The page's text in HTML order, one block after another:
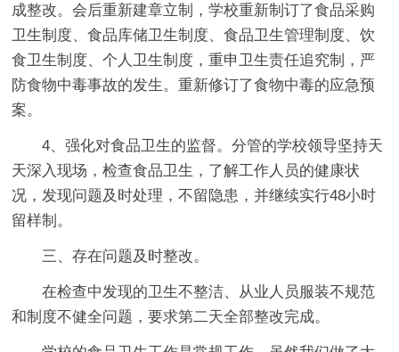
成整改。会后重新建章立制，学校重新制订了食品采购
卫生制度、食品库储卫生制度、食品卫生管理制度、饮
食卫生制度、个人卫生制度，重申卫生责任追究制，严
防食物中毒事故的发生。重新修订了食物中毒的应急预
案。
4、强化对食品卫生的监督。分管的学校领导坚持天
天深入现场，检查食品卫生，了解工作人员的健康状
况，发现问题及时处理，不留隐患，并继续实行48小时
留样制。
三、存在问题及时整改。
在检查中发现的卫生不整洁、从业人员服装不规范
和制度不健全问题，要求第二天全部整改完成。